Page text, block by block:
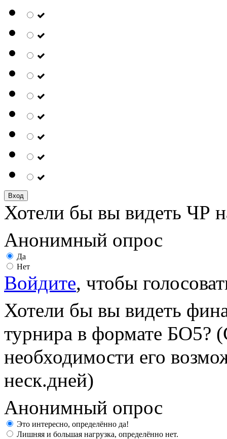
Вход
Хотели бы вы видеть ЧР
Анонимный опрос
Да
Нет
Войдите, чтобы
Хотели бы вы видеть
турнира в формате БО5?
необходимости его
неск.дней)
Анонимный опрос
Это интересно, определённо да!
Лишняя и большая нагрузка, определённо нет.